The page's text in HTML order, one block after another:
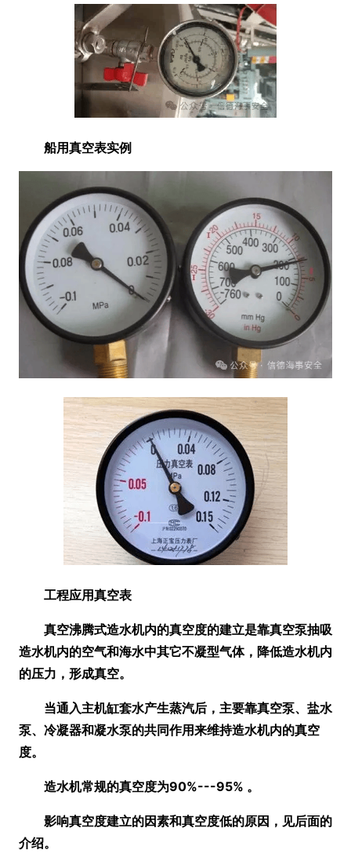
船用真空表实例
工程应用真空表
真空沸腾式造水机内的真空度的建立是靠真空泵抽吸
造水机内的空气和海水中其它不凝型气体，降低造水机内
的压力，形成真空。
当通入主机缸套水产生蒸汽后，主要靠真空泵、盐水
泵、冷凝器和凝水泵的共同作用来维持造水机内的真空
度。
造水机常规的真空度为90%---95% 。
影响真空度建立的因素和真空度低的原因，见后面的
介绍。